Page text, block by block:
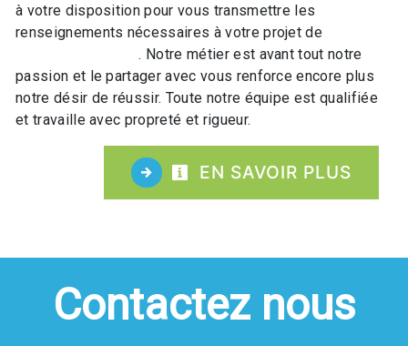
à votre disposition pour vous transmettre les
renseignements nécessaires à votre projet de
Équipement de ski. Notre métier est avant tout notre
passion et le partager avec vous renforce encore plus
notre désir de réussir. Toute notre équipe est qualifiée
et travaille avec propreté et rigueur.
EN SAVOIR PLUS
Contactez nous